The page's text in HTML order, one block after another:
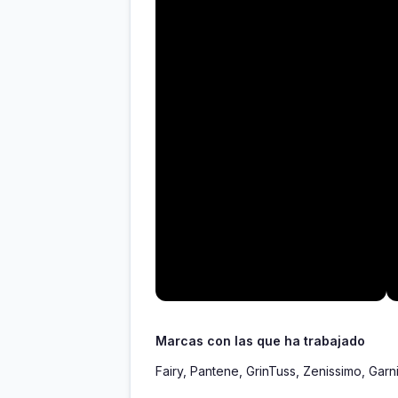
Marcas con las que ha trabajado
Fairy, Pantene, GrinTuss, Zenissimo,